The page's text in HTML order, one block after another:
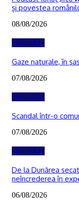
și povestea
08/08/2026
ACTUAL
Gaze naturale, în
07/08/2026
ACTUAL
Scandal într-o
07/08/2026
ACTUAL
De la Dunărea
neîncrederea în
06/08/2026